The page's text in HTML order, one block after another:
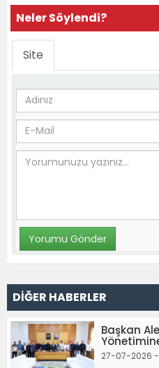
Neler Söylendi?
Site
DİĞER HABERLER
Başkan
27-07-2026 -